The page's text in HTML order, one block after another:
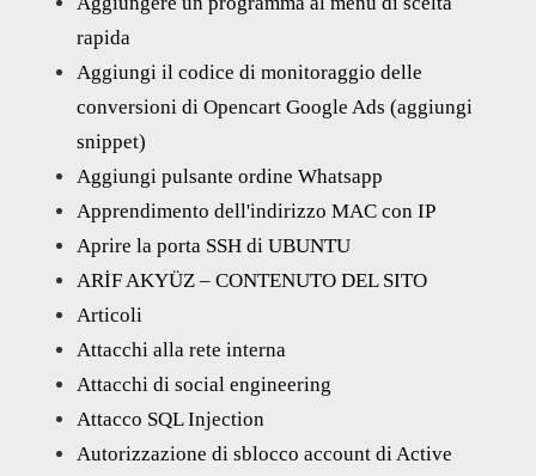
rapida
Aggiungi il codice di monitoraggio delle
conversioni di Opencart Google Ads (aggiungi
snippet)
Aggiungi pulsante ordine Whatsapp
Apprendimento dell'indirizzo MAC con IP
Aprire la porta SSH di UBUNTU
ARİF AKYÜZ – CONTENUTO DEL SITO
Articoli
Attacchi alla rete interna
Attacchi di social engineering
Attacco SQL Injection
Autorizzazione di sblocco account di Active